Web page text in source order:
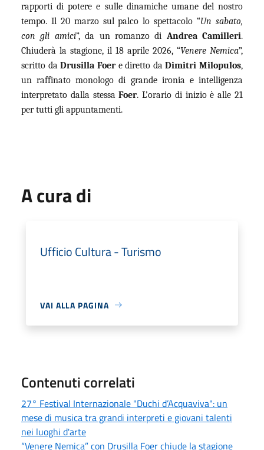
rapporti di potere e sulle dinamiche umane del nostro
tempo. Il 20 marzo sul palco lo spettacolo “Un sabato,
con gli amici”, da un romanzo di Andrea Camilleri.
Chiuderà la stagione, il 18 aprile 2026, “Venere Nemica”,
scritto daDrusilla Foere diretto daDimitri Milopulos,
un raffinato monologo di grande ironia e intelligenza
interpretato dalla stessaFoer. L’orario di inizio è alle 21
per tutti gli appuntamenti.
A cura di
Ufficio Cultura - Turismo
VAI ALLA PAGINA
Contenuti correlati
27° Festival Internazionale "Duchi d’Acquaviva": un
mese di musica tra grandi interpreti e giovani talenti
nei luoghi d'arte
“Venere Nemica” con Drusilla Foer chiude la stagione